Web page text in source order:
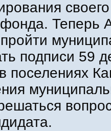
своего
Теперь
подписи 59
поселениях